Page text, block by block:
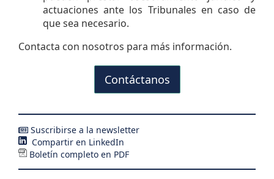
actuaciones ante los Tribunales en caso de
que sea necesario.
Contacta con nosotros para más información.
Contáctanos
Suscribirse a la newsletter
Compartir en LinkedIn
Boletín completo en PDF